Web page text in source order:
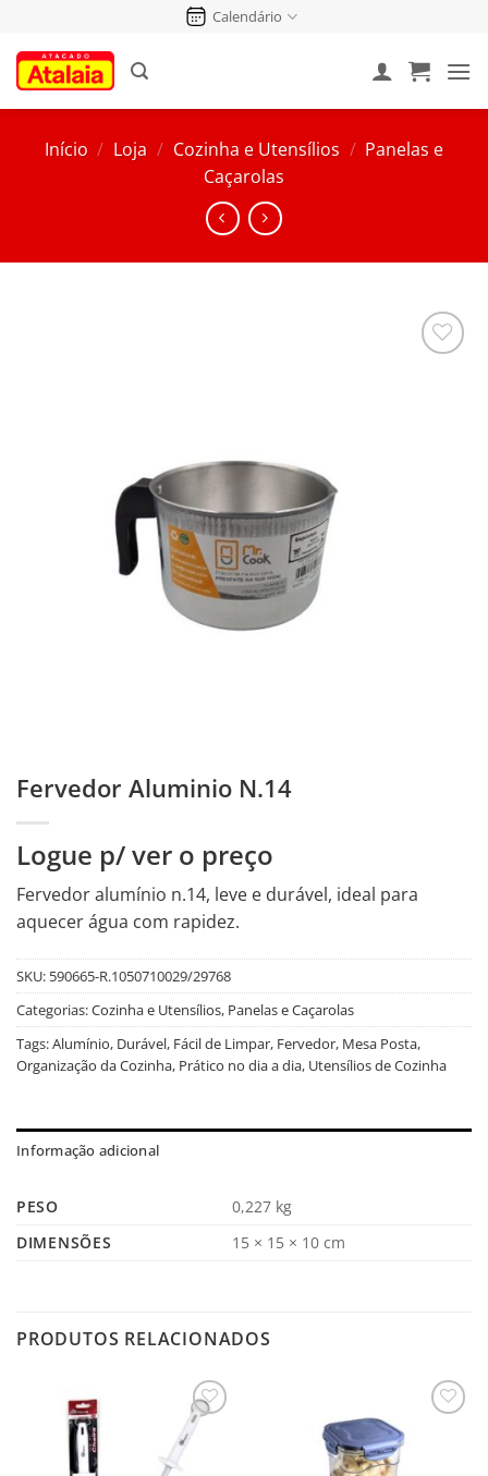
conteúdo
Calendário
Início / Loja / Cozinha e Utensílios / Panelas e
Caçarolas
Fervedor Aluminio N.14
Logue p/ ver o preço
Fervedor alumínio n.14, leve e durável, ideal para
aquecer água com rapidez.
SKU: 590665-R.1050710029/29768
Categorias:Cozinha e Utensílios, Panelas e Caçarolas
Tags:Alumínio, Durável, Fácil de Limpar, Fervedor, Mesa Posta,
Organização da Cozinha, Prático no dia a dia, Utensílios de Cozinha
Informação adicional
PESO
0,227 kg
DIMENSÕES
15 × 15 × 10 cm
PRODUTOS RELACIONADOS
Salvar